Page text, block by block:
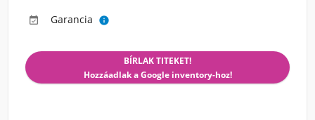
 Garancia 
BÍRLAK TITEKET!
Hozzáadlak a Google inventory-hoz!